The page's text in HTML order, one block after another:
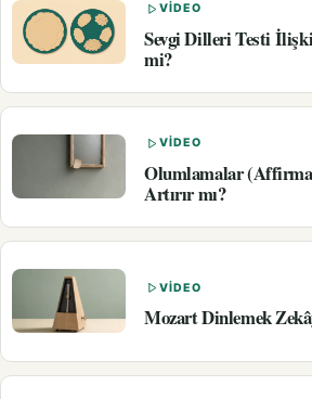
VIDEO
Sevgi Dilleri Testi
mi?
VIDEO
Olumlamalar
Artırır mı?
VIDEO
Mozart Dinlemek